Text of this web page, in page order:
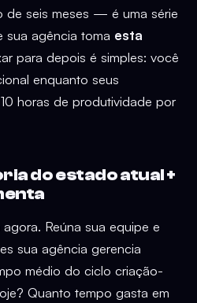
de seis meses — é uma série
sua agência toma esta
para depois é simples: você
enquanto seus
horas de produtividade por
do estado atual +
Reúna sua equipe e
sua agência gerencia
médio do ciclo criação-
Quanto tempo gasta em